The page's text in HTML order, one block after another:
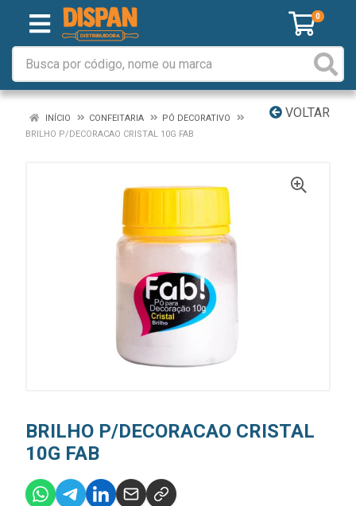
0
VOLTAR
INÍCIO CONFEITARIA
PÓ DECORATIVO
BRILHO P/DECORACAO CRISTAL 10G FAB
BRILHO P/DECORACAO CRISTAL
10G FAB